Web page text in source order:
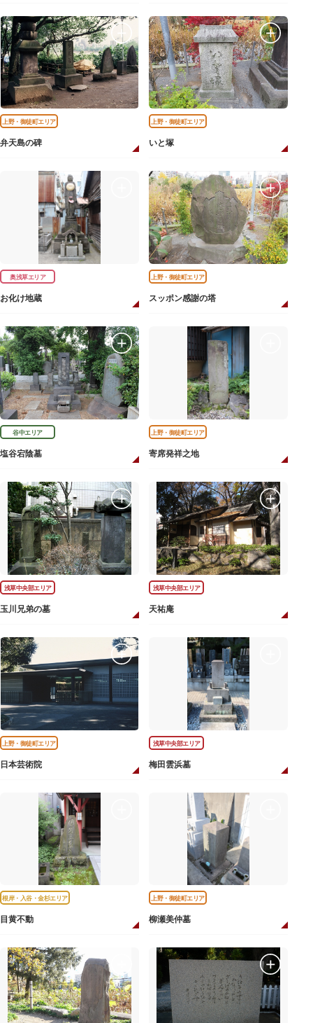
上野・御徒町エリア
弁天島の碑
上野・御徒町エリア
いと塚
奥浅草エリア
お化け地蔵
上野・御徒町エリア
スッポン感謝の塔
谷中エリア
塩谷宕陰墓
上野・御徒町エリア
寄席発祥之地
浅草中央部エリア
玉川兄弟の墓
浅草中央部エリア
天祐庵
上野・御徒町エリア
日本芸術院
浅草中央部エリア
梅田雲浜墓
根岸・入谷・金杉エリア
目黄不動
上野・御徒町エリア
柳瀬美仲墓